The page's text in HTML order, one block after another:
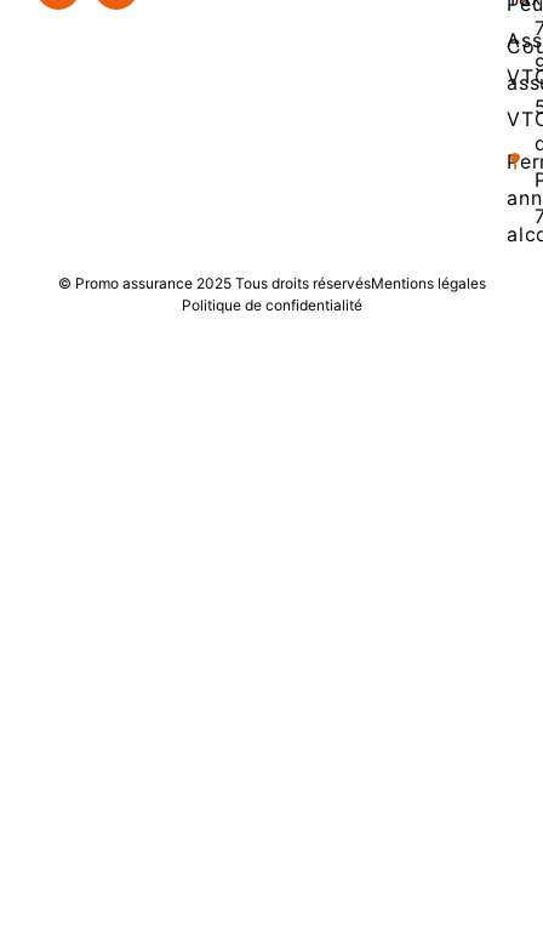
© Promo assurance 2025 Tous droits réservésMentions légales
Politique de confidentialité